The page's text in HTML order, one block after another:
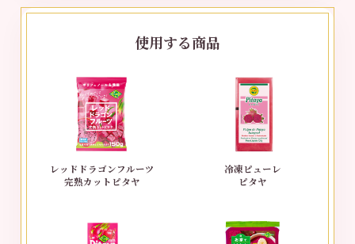
使用する商品
レッドドラゴンフルーツ
完熟カットピタヤ
冷凍ピューレ
ピタヤ